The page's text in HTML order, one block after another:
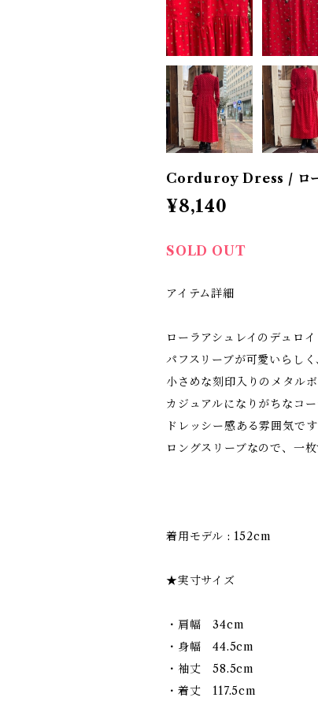
Corduroy Dress / ロー
¥8,140
SOLD OUT
アイテム詳細
ローラアシュレイのデュロ
パフスリーブが可愛いらしく
小さめな刻印入りのメタル
カジュアルになりがちなコ
ドレッシー感ある雰囲気です
ロングスリーブなので、一
着用モデル : 152cm
★実寸サイズ
・肩幅 34cm
・身幅 44.5cm
・袖丈 58.5cm
・着丈 117.5cm